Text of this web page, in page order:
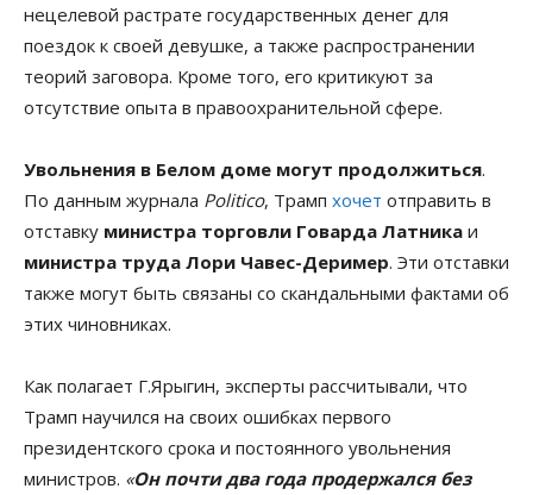
нецелевой растрате государственных денег для
поездок к своей девушке, а также распространении
теорий заговора. Кроме того, его критикуют за
отсутствие опыта в правоохранительной сфере.
Увольнения в Белом доме могут продолжиться.
По данным журнала Politico, Трамп хочет отправить в
отставку министра торговли Говарда Латника и
министра труда Лори Чавес-Деример. Эти отставки
также могут быть связаны со скандальными фактами об
этих чиновниках.
Как полагает Г.Ярыгин, эксперты рассчитывали, что
Трамп научился на своих ошибках первого
президентского срока и постоянного увольнения
министров. «Он почти два года продержался без